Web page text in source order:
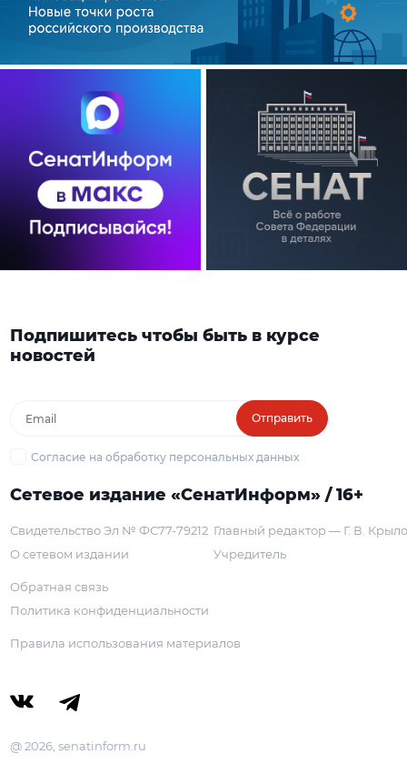
Подпишитесь чтобы быть в курсе
новостей
Отправить
Согласие на обработку персональных данных
Сетевое издание «СенатИнформ» / 16+
Свидетельство Эл № ФС77-79212
О сетевом издании
Главный редактор — Г. В.
Учредитель
Обратная связь
Политика конфиденциальности
Правила использования материалов
@ 2026, senatinform.ru